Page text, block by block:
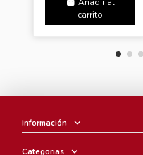
Añadir al
carrito
Información
Categorias